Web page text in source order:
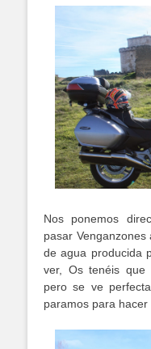
Nos ponemos
pasar
de agua producida
ver, Os tenéis
pero se ve
paramos para hacer